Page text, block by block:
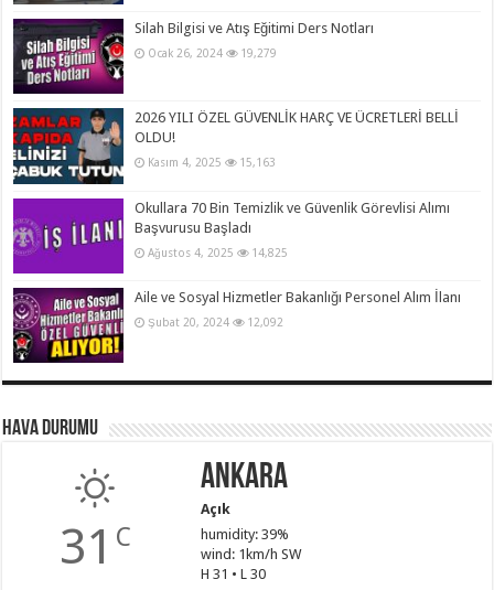
Silah Bilgisi ve Atış Eğitimi Ders Notları
Ocak 26, 2024 19,279
2026 YILI ÖZEL GÜVENLİK HARÇ VE ÜCRETLERİ BELLİ
OLDU!
Kasım 4, 2025 15,163
Okullara 70 Bin Temizlik ve Güvenlik Görevlisi Alımı
Başvurusu Başladı
Ağustos 4, 2025 14,825
Aile ve Sosyal Hizmetler Bakanlığı Personel Alım İlanı
Şubat 20, 2024 12,092
Hava Durumu
31 C
Ankara
Açık
humidity: 39%
wind: 1km/h SW
H 31 • L 30